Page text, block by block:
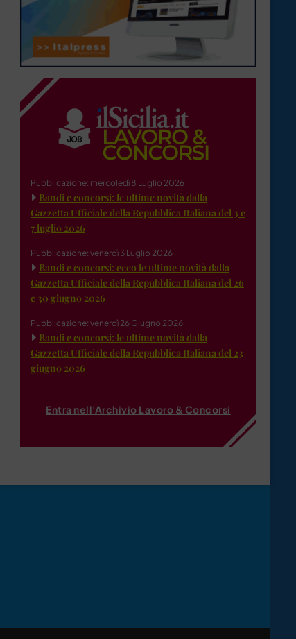
Pubblicazione: mercoledì 8 Luglio 2026
Bandi e concorsi: le ultime novità dalla
Gazzetta Ufficiale della Repubblica Italiana del 3 e
7 luglio 2026
Pubblicazione: venerdì 3 Luglio 2026
Bandi e concorsi: ecco le ultime novità dalla
Gazzetta Ufficiale della Repubblica Italiana del 26
e 30 giugno 2026
Pubblicazione: venerdì 26 Giugno 2026
Bandi e concorsi: le ultime novità dalla
Gazzetta Ufficiale della Repubblica Italiana del 23
giugno 2026
Entra nell'Archivio Lavoro & Concorsi